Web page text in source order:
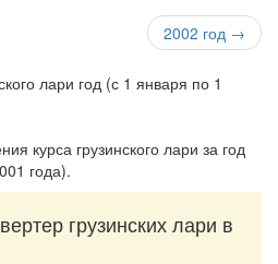
2002 год →
курса грузинского лари за год
года).
грузинских лари в